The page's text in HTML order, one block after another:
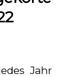
Jahr